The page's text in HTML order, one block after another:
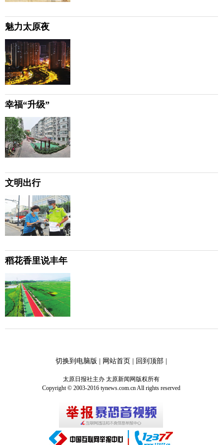
魅力太原夜
幸福“升级”
文明出行
稻花香里说丰年
切换到电脑版 | 网站首页| 回到顶部|
太原日报社主办 太原新闻网版权所有
Copyright © 2003-2016 tynews.com.cn All rights reserved